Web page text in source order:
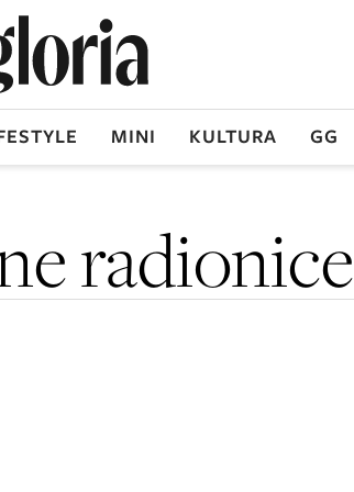
MINI KULTURA GG
radionice